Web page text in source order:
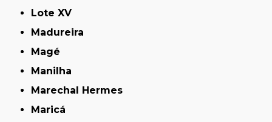
Lote XV
Madureira
Magé
Manilha
Marechal Hermes
Maricá